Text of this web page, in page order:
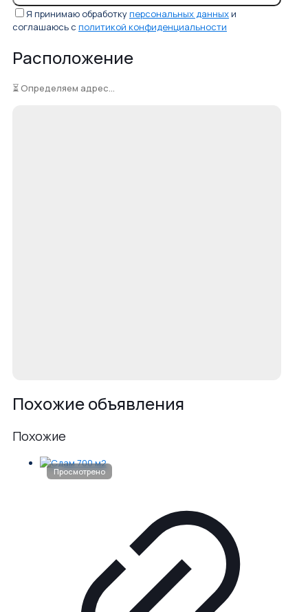
Я принимаю обработкуперсональных данных и
соглашаюсь с политикой конфиденциальности
Расположение
⏳ Определяем адрес...
Похожие объявления
Похожие